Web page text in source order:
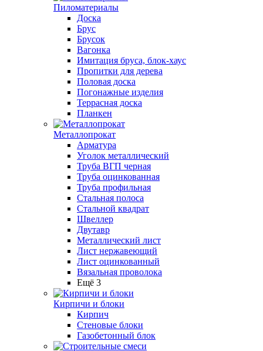
Пиломатериалы
Доска
Брус
Брусок
Вагонка
Имитация бруса, блок-хаус
Пропитки для дерева
Половая доска
Погонажные изделия
Террасная доска
Планкен
Металлопрокат
Арматура
Уголок металлический
Труба ВГП черная
Труба оцинкованная
Труба профильная
Стальная полоса
Стальной квадрат
Швеллер
Двутавр
Металлический лист
Лист нержавеющий
Лист оцинкованный
Вязальная проволока
Ещё 3
Кирпичи и блоки
Кирпич
Стеновые блоки
Газобетонный блок